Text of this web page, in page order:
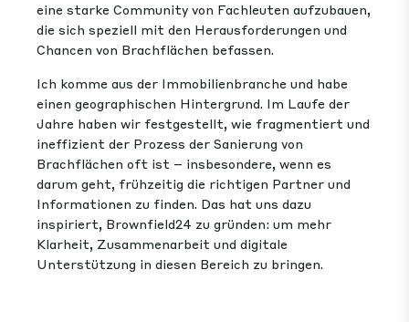
eine starke Community von Fachleuten aufzubauen,
die sich speziell mit den Herausforderungen und
Chancen von Brachflächen befassen.
Ich komme aus der Immobilienbranche und habe
einen geographischen Hintergrund. Im Laufe der
Jahre haben wir festgestellt, wie fragmentiert und
ineffizient der Prozess der Sanierung von
Brachflächen oft ist – insbesondere, wenn es
darum geht, frühzeitig die richtigen Partner und
Informationen zu finden. Das hat uns dazu
inspiriert, Brownfield24 zu gründen: um mehr
Klarheit, Zusammenarbeit und digitale
Unterstützung in diesen Bereich zu bringen.